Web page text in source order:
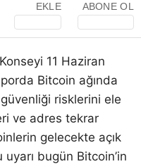
EKLE ABONE OL
11 Haziran
Bitcoin ağında
risklerini ele
ve adres tekrar
gelecekte açık
bugün Bitcoin’in